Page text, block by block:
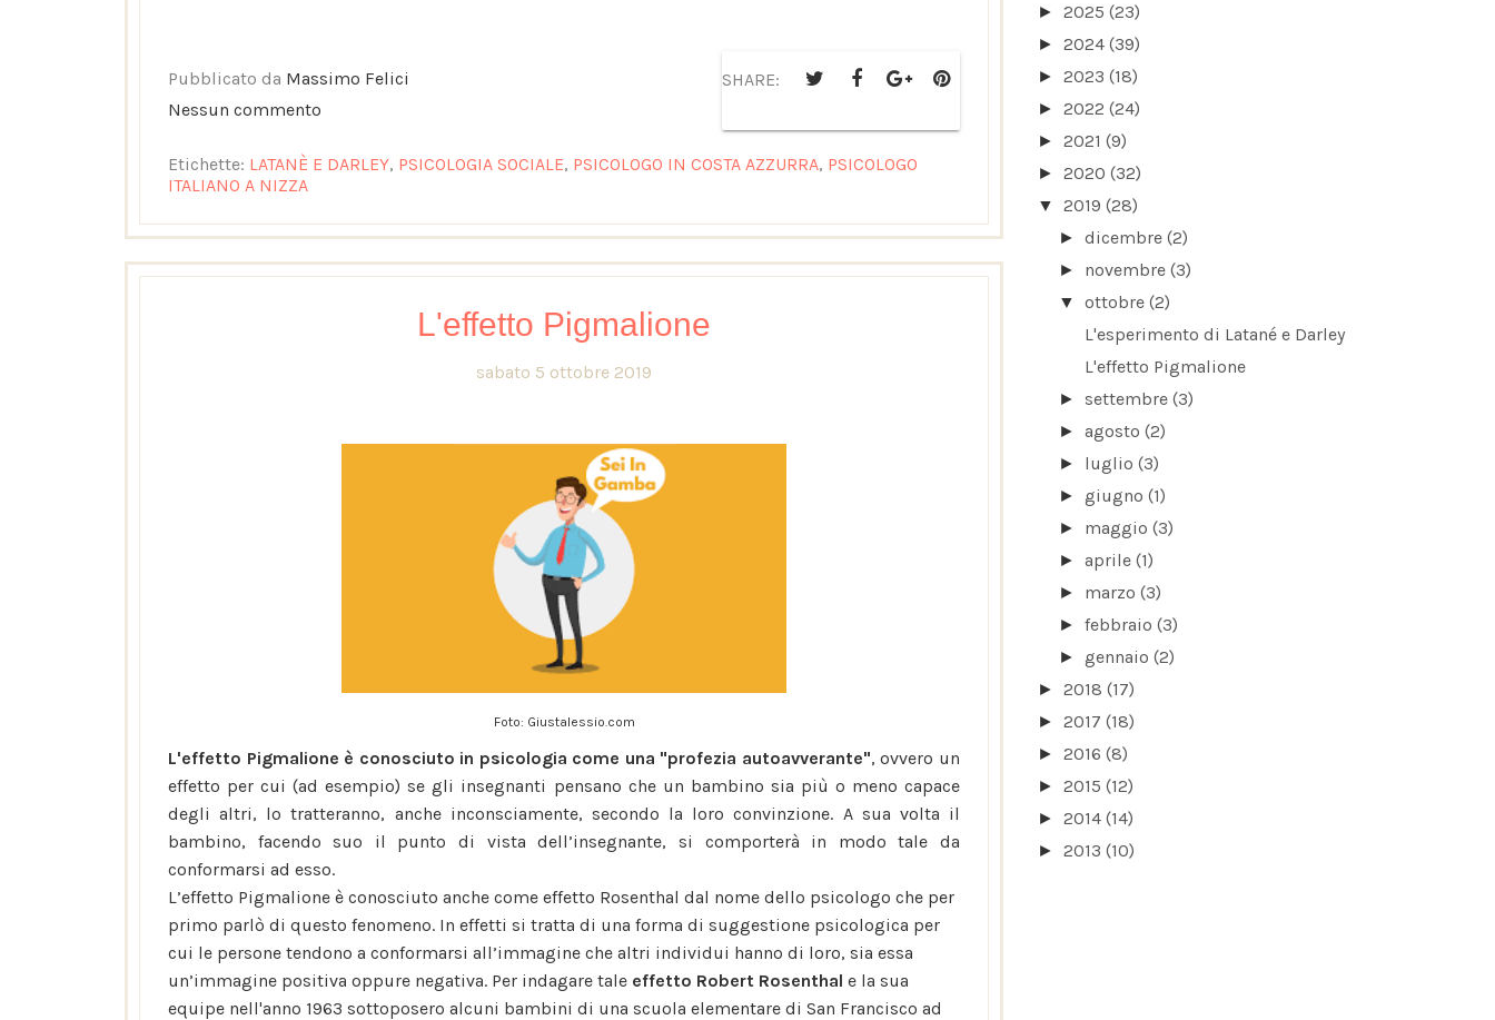
Pubblicato da Massimo Felici
Nessun commento
SHARE:
Etichette: LATANÈ E DARLEY, PSICOLOGIA SOCIALE, PSICOLOGO IN COSTA AZZURRA, PSICOLOGO
ITALIANO A NIZZA
L'effetto Pigmalione
sabato 5 ottobre 2019
Foto: Giustalessio.com
L'effetto Pigmalione è conosciuto in psicologia come una "profezia autoavverante", ovvero un
effetto per cui (ad esempio) se gli insegnanti pensano che un bambino sia più o meno capace
degli altri, lo tratteranno, anche inconsciamente, secondo la loro convinzione. A sua volta il
bambino, facendo suo il punto di vista dell’insegnante, si comporterà in modo tale da
conformarsi ad esso.
L’effetto Pigmalione è conosciuto anche come effetto Rosenthal dal nome dello psicologo che per
primo parlò di questo fenomeno. In effetti si tratta di una forma di suggestione psicologica per
cui le persone tendono a conformarsi all’immagine che altri individui hanno di loro, sia essa
un’immagine positiva oppure negativa. Per indagare tale effetto Robert Rosenthal e la sua
equipe nell'anno 1963 sottoposero alcuni bambini di una scuola elementare di San Francisco ad
► 2025 (23)
► 2024 (39)
► 2023 (18)
► 2022 (24)
► 2021 (9)
► 2020 (32)
▼ 2019 (28)
►dicembre (2)
► novembre (3)
▼ ottobre (2)
L'esperimento di Latané e Darley
L'effetto Pigmalione
► settembre (3)
►agosto (2)
► luglio (3)
►giugno (1)
► maggio (3)
►aprile (1)
► marzo (3)
►febbraio (3)
►gennaio (2)
► 2018 (17)
► 2017 (18)
► 2016 (8)
► 2015 (12)
► 2014 (14)
► 2013 (10)